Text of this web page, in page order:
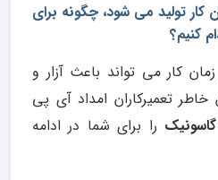
کار تولید می شود، چگونه برای
کنیم؟
کار می تواند باعث آزار و
تعمیرکاران امداد آی پی
را برای شما در ادامه